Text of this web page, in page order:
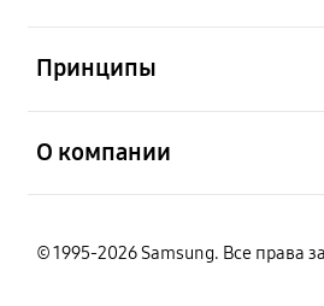
Принципы
О компании
© 1995-2026 Samsung. Все права